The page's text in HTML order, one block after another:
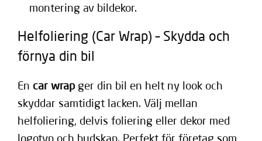
montering av bildekor.
Helfoliering (Car Wrap) – Skydda och
förnya din bil
En car wrapger din bil en helt ny look och
skyddar samtidigt lacken. Välj mellan
helfoliering, delvis foliering eller dekor med
logotyp och budskap. Perfekt för företag som